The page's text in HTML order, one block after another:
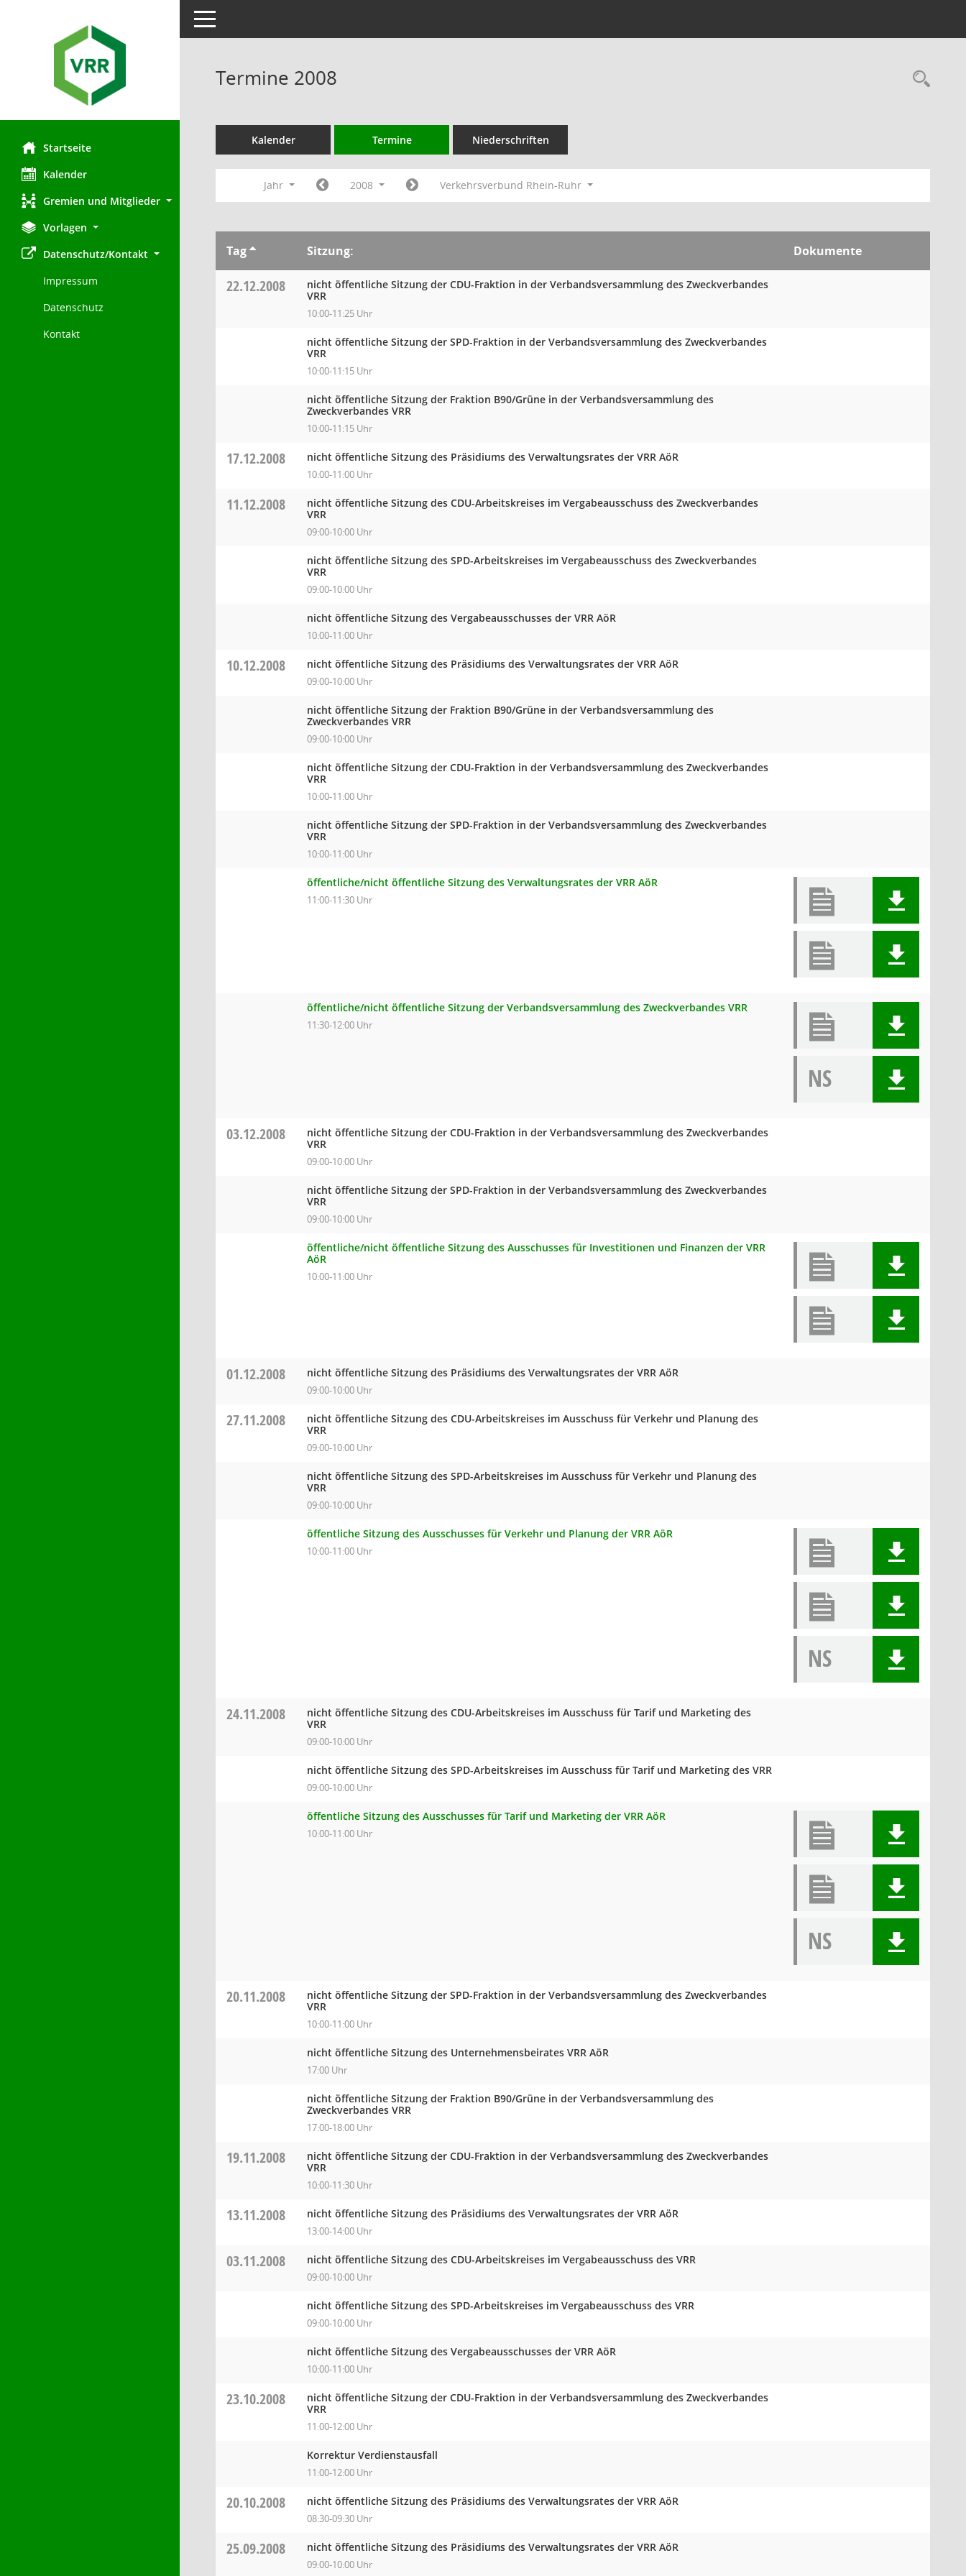
Startseite
Kalender
Gremien und Mitglieder
Vorlagen
Datenschutz/Kontakt
Impressum
Datenschutz
Kontakt
Toggle navigation
Termine 2008
Kalender Termine Niederschriften
Jahr 2008 Verkehrsverbund Rhein-Ruhr
Tag Sitzung: Dokumente
22.12.2008
nicht öffentliche Sitzung der CDU-Fraktion in der Verbandsversammlung des Zweckverbandes
VRR
10:00-11:25 Uhr
nicht öffentliche Sitzung der SPD-Fraktion in der Verbandsversammlung des Zweckverbandes
VRR
10:00-11:15 Uhr
nicht öffentliche Sitzung der Fraktion B90/Grüne in der Verbandsversammlung des
Zweckverbandes VRR
10:00-11:15 Uhr
17.12.2008 nicht öffentliche Sitzung des Präsidiums des Verwaltungsrates der VRR AöR
10:00-11:00 Uhr
11.12.2008
nicht öffentliche Sitzung des CDU-Arbeitskreises im Vergabeausschuss des Zweckverbandes
VRR
09:00-10:00 Uhr
nicht öffentliche Sitzung des SPD-Arbeitskreises im Vergabeausschuss des Zweckverbandes
VRR
09:00-10:00 Uhr
nicht öffentliche Sitzung des Vergabeausschusses der VRR AöR
10:00-11:00 Uhr
10.12.2008 nicht öffentliche Sitzung des Präsidiums des Verwaltungsrates der VRR AöR
09:00-10:00 Uhr
nicht öffentliche Sitzung der Fraktion B90/Grüne in der Verbandsversammlung des
Zweckverbandes VRR
09:00-10:00 Uhr
nicht öffentliche Sitzung der CDU-Fraktion in der Verbandsversammlung des Zweckverbandes
VRR
10:00-11:00 Uhr
nicht öffentliche Sitzung der SPD-Fraktion in der Verbandsversammlung des Zweckverbandes
VRR
10:00-11:00 Uhr
öffentliche/nicht öffentliche Sitzung des Verwaltungsrates der VRR AöR
11:00-11:30 Uhr
öffentliche/nicht öffentliche Sitzung der Verbandsversammlung des Zweckverbandes VRR
11:30-12:00 Uhr
NS
03.12.2008
nicht öffentliche Sitzung der CDU-Fraktion in der Verbandsversammlung des Zweckverbandes
VRR
09:00-10:00 Uhr
nicht öffentliche Sitzung der SPD-Fraktion in der Verbandsversammlung des Zweckverbandes
VRR
09:00-10:00 Uhr
öffentliche/nicht öffentliche Sitzung des Ausschusses für Investitionen und Finanzen der VRR
AöR
10:00-11:00 Uhr
01.12.2008 nicht öffentliche Sitzung des Präsidiums des Verwaltungsrates der VRR AöR
09:00-10:00 Uhr
27.11.2008
nicht öffentliche Sitzung des CDU-Arbeitskreises im Ausschuss für Verkehr und Planung des
VRR
09:00-10:00 Uhr
nicht öffentliche Sitzung des SPD-Arbeitskreises im Ausschuss für Verkehr und Planung des
VRR
09:00-10:00 Uhr
öffentliche Sitzung des Ausschusses für Verkehr und Planung der VRR AöR
10:00-11:00 Uhr
NS
24.11.2008
nicht öffentliche Sitzung des CDU-Arbeitskreises im Ausschuss für Tarif und Marketing des
VRR
09:00-10:00 Uhr
nicht öffentliche Sitzung des SPD-Arbeitskreises im Ausschuss für Tarif und Marketing des VRR
09:00-10:00 Uhr
öffentliche Sitzung des Ausschusses für Tarif und Marketing der VRR AöR
10:00-11:00 Uhr
NS
20.11.2008
nicht öffentliche Sitzung der SPD-Fraktion in der Verbandsversammlung des Zweckverbandes
VRR
10:00-11:00 Uhr
nicht öffentliche Sitzung des Unternehmensbeirates VRR AöR
17:00 Uhr
nicht öffentliche Sitzung der Fraktion B90/Grüne in der Verbandsversammlung des
Zweckverbandes VRR
17:00-18:00 Uhr
19.11.2008
nicht öffentliche Sitzung der CDU-Fraktion in der Verbandsversammlung des Zweckverbandes
VRR
10:00-11:30 Uhr
13.11.2008 nicht öffentliche Sitzung des Präsidiums des Verwaltungsrates der VRR AöR
13:00-14:00 Uhr
03.11.2008 nicht öffentliche Sitzung des CDU-Arbeitskreises im Vergabeausschuss des VRR
09:00-10:00 Uhr
nicht öffentliche Sitzung des SPD-Arbeitskreises im Vergabeausschuss des VRR
09:00-10:00 Uhr
nicht öffentliche Sitzung des Vergabeausschusses der VRR AöR
10:00-11:00 Uhr
23.10.2008
nicht öffentliche Sitzung der CDU-Fraktion in der Verbandsversammlung des Zweckverbandes
VRR
11:00-12:00 Uhr
Korrektur Verdienstausfall
11:00-12:00 Uhr
20.10.2008 nicht öffentliche Sitzung des Präsidiums des Verwaltungsrates der VRR AöR
08:30-09:30 Uhr
25.09.2008 nicht öffentliche Sitzung des Präsidiums des Verwaltungsrates der VRR AöR
09:00-10:00 Uhr